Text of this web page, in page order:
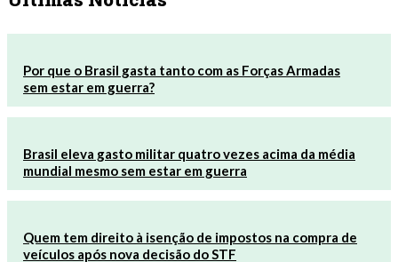
Por que o Brasil gasta tanto com as Forças Armadas
sem estar em guerra?
Brasil eleva gasto militar quatro vezes acima da média
mundial mesmo sem estar em guerra
Quem tem direito à isenção de impostos na compra de
veículos após nova decisão do STF